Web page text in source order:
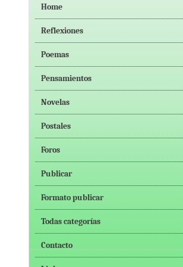
Home
Reflexiones
Poemas
Pensamientos
Novelas
Postales
Foros
Publicar
Formato publicar
Todas categorías
Contacto